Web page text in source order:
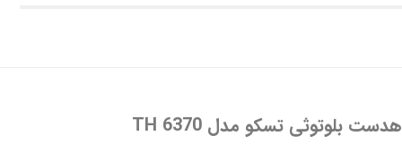
هدست بلوتوثی تسکو مدل TH 6370